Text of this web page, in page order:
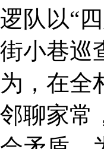
逻队以“
街小巷巡
为，在全
邻聊家常